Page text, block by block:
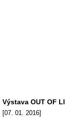
Výstava OUT OF
[07. 01. 2016]